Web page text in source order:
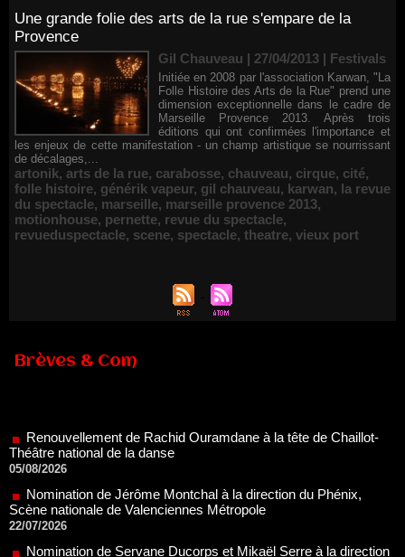
Une grande folie des arts de la rue s'empare de la
Provence
Gil Chauveau | 27/04/2013 | Festivals
Initiée en 2008 par l'association Karwan, "La
Folle Histoire des Arts de la Rue" prend une
dimension exceptionnelle dans le cadre de
Marseille Provence 2013. Après trois
éditions qui ont confirmées l'importance et
les enjeux de cette manifestation - un champ artistique se nourrissant
de décalages,...
artonik, arts de la rue, carabosse, chauveau, cirque, cité,
folle histoire, générik vapeur, gil chauveau, karwan, la revue
du spectacle, marseille, marseille provence 2013,
motionhouse, pernette, revue du spectacle,
revueduspectacle, scene, spectacle, theatre, vieux port
Brèves & Com
05/08/2026
Nomination de Jérôme Montchal à la direction du Phénix,
Scène nationale de Valenciennes Métropole
22/07/2026
Nomination de Servane Ducorps et Mikaël Serre à la direction
de la Comédie de Colmar - Centre Dramatique National Grand
Est Alsace